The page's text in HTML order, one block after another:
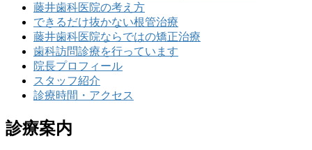
藤井歯科医院の考え方
できるだけ抜かない根管治療
藤井歯科医院ならではの矯正治療
歯科訪問診療を行っています
院長プロフィール
スタッフ紹介
診療時間・アクセス
診療案内